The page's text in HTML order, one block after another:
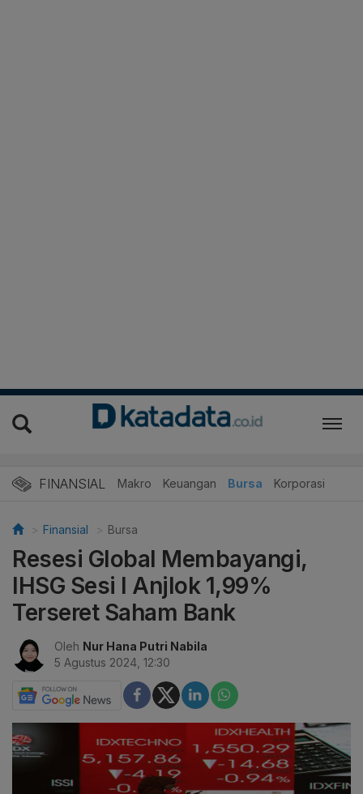
FINANSIAL Makro Keuangan Bursa Korporasi
Finansial Bursa
Resesi Global Membayangi,
IHSG Sesi I Anjlok 1,99%
Terseret Saham Bank
Oleh Nur Hana Putri Nabila
5 Agustus 2024, 12:30